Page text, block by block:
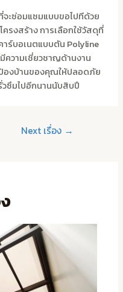
จะซ่อมแซมแบบขอไปทีด้วย
ครงสร้าง การเลือกใช้วัสดุที่
ร์บอเนตแบบตัน Polyline
ความเชี่ยวชาญด้านงาน
งบ้านของคุณให้ปลอดภัย
วซึมไปอีกนานนับสิบปี
Next เรื่อง →